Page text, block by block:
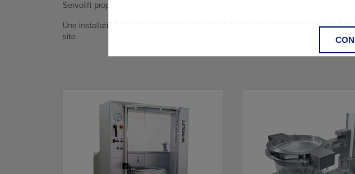
Servolift propose des solutions individuelles :
Une installation autonome , stationnaire ou mobile, en association avec des
site.